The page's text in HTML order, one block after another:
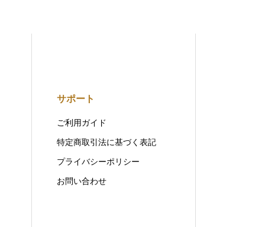
サポート
ご利用ガイド
特定商取引法に基づく表記
プライバシーポリシー
お問い合わせ